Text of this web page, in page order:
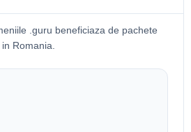
.guru beneficiaza de pachete
Romania.